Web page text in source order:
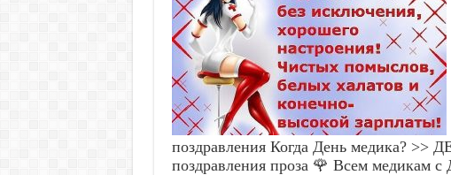
поздравления Когда День медика?
поздравления проза 🌹 Всем медикам